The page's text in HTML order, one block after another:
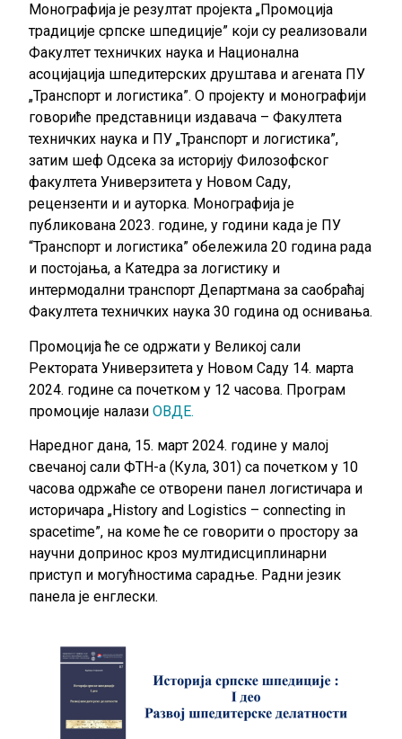
Монографија је резултат пројекта „Промоција
традиције српске шпедиције” који су реализовали
Факултет техничких наука и Национална
асоцијација шпедитерских друштава и агената ПУ
„Транспорт и логистика”. О пројекту и монографији
говориће представници издавача – Факултета
техничких наука и ПУ „Транспорт и логистика”,
затим шеф Одсека за историју Филозофског
факултета Универзитета у Новом Саду,
рецензенти и и ауторка. Монографија је
публикована 2023. године, у години када је ПУ
“Транспорт и логистика” обележила 20 година рада
и постојања, а Катедра за логистику и
интермодални транспорт Департмана за саобраћај
Факултета техничких наука 30 година од оснивања.
Промоција ће се одржати у Великој сали
Ректората Универзитета у Новом Саду 14. марта
2024. године са почетком у 12 часова. Програм
промоције налазиОВДЕ.
Наредног дана, 15. март 2024. године у малој
свечаној сали ФТН-а (Кула, 301) са почетком у 10
часова одржаће се отворени панел логистичара и
историчара „History and Logistics – connecting in
spacetime”, на коме ће се говорити о простору за
научни допринос кроз мултидисциплинарни
приступ и могућностима сарадње. Радни језик
панела је енглески.